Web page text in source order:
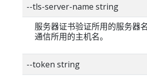
--tls-server-name string
服务器证书验证所用的服务器
通信所用的主机名。
--token string